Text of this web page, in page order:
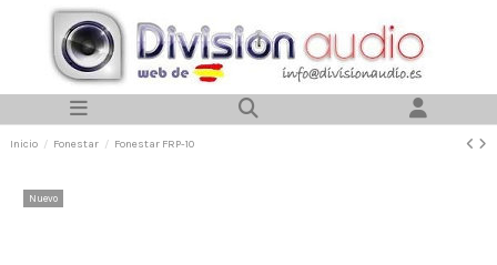
Inicio Fonestar Fonestar FRP-10
Nuevo